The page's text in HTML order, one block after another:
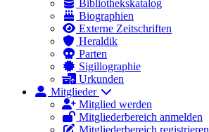
Bibliothekskatalog
Biographien
Externe Zeitschriften
Heraldik
Parten
Sigillographie
Urkunden
Mitglieder
Mitglied werden
Mitgliederbereich anmelden
Mitgliederbereich registrieren